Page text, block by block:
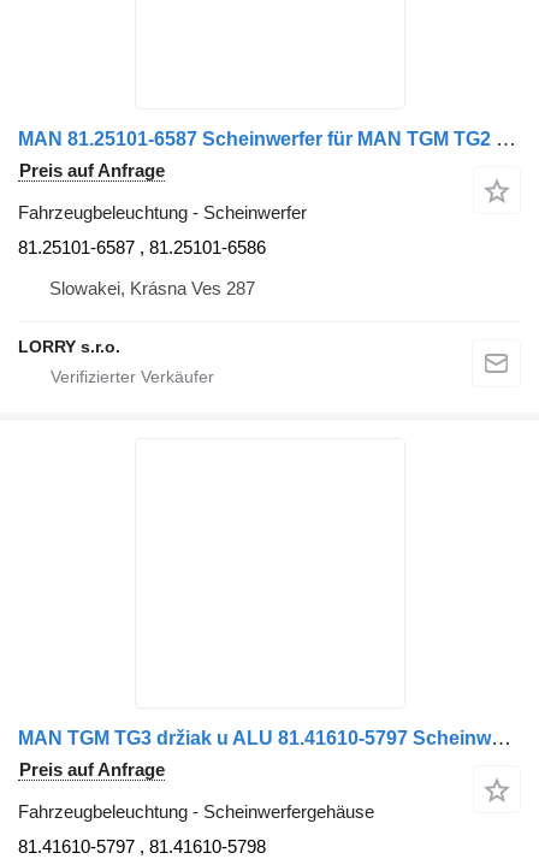
MAN 81.25101-6587 Scheinwerfer für MAN TGM TG2 LKW
Preis auf Anfrage
Fahrzeugbeleuchtung - Scheinwerfer
81.25101-6587 , 81.25101-6586
Slowakei, Krásna Ves 287
LORRY s.r.o.
MAN TGM TG3 držiak u ALU 81.41610-5797 Scheinwerfergehäuse für LKW
Preis auf Anfrage
Fahrzeugbeleuchtung - Scheinwerfergehäuse
81.41610-5797 , 81.41610-5798